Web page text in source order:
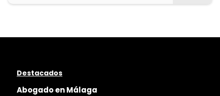
Destacados
Abogado en Málaga